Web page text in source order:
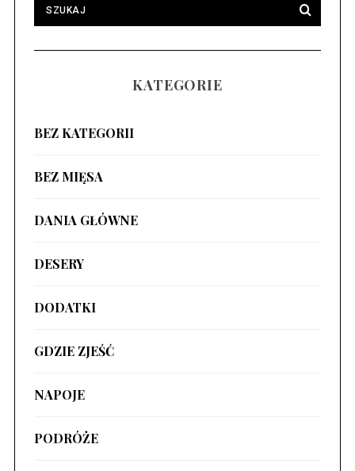
KATEGORIE
BEZ KATEGORII
BEZ MIĘSA
DANIA GŁÓWNE
DESERY
DODATKI
GDZIE ZJEŚĆ
NAPOJE
PODRÓŻE